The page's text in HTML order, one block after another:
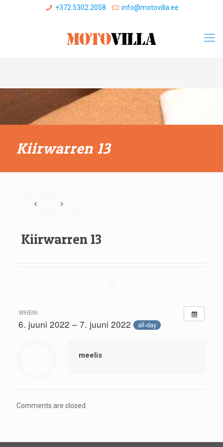
+372 5302 2058 info@motovilla.ee
Kiirwarren 13
Kiirwarren 13
WHEN:
6. juuni 2022 – 7. juuni 2022 all-day
meelis
Comments are closed.